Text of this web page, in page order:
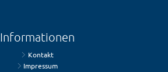
Informationen
Kontakt
Impressum